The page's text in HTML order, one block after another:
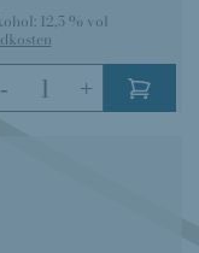
12,5 % vol
- +